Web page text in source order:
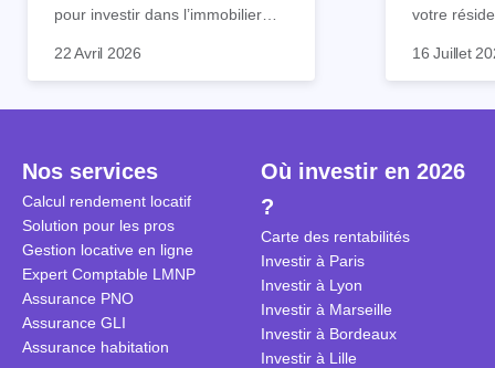
pour investir dans l’immobilier
nombreux avantages à choisir ce
expliquons tout dans cet article.
22 Avril 2026
votre
pour
la règle
secondes
fenêtres"
sécuriser
16 Juillet
Nos services
Calcul rendement locatif
Solution pour les pros
Gestion locative en ligne
Expert Comptable LMNP
Assurance PNO
Assurance GLI
Assurance habitation
Où investir en 2026
?
Carte des rentabilités
Investir à Paris
Investir à Lyon
Investir à Marseille
Investir à Bordeaux
Investir à Lille